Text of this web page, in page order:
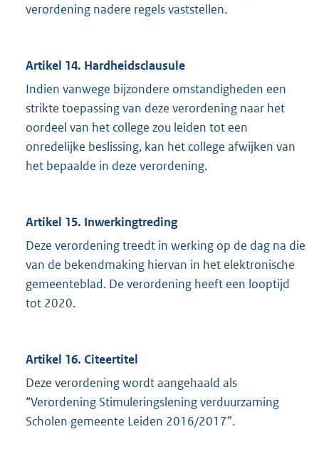
verordening nadere regels vaststellen.
Artikel 14. Hardheidsclausule
Indien vanwege bijzondere omstandigheden een
strikte toepassing van deze verordening naar het
oordeel van het college zou leiden tot een
onredelijke beslissing, kan het college afwijken van
het bepaalde in deze verordening.
Artikel 15. Inwerkingtreding
Deze verordening treedt in werking op de dag na die
van de bekendmaking hiervan in het elektronische
gemeenteblad. De verordening heeft een looptijd
tot 2020.
Artikel 16. Citeertitel
Deze verordening wordt aangehaald als
“Verordening Stimuleringslening verduurzaming
Scholen gemeente Leiden 2016/2017”.